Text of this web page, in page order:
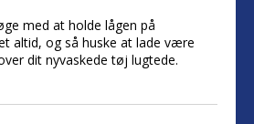
med at holde lågen på
altid, og så huske at lade være
dit nyvaskede tøj lugtede.